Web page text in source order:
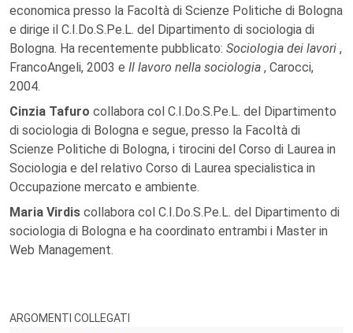
economica presso la Facoltà di Scienze Politiche di Bologna
e dirige il C.I.Do.S.Pe.L. del Dipartimento di sociologia di
Bologna. Ha recentemente pubblicato: Sociologia dei lavori ,
FrancoAngeli, 2003 e Il lavoro nella sociologia , Carocci,
2004.
Cinzia Tafuro collabora col C.I.Do.S.Pe.L. del Dipartimento
di sociologia di Bologna e segue, presso la Facoltà di
Scienze Politiche di Bologna, i tirocini del Corso di Laurea in
Sociologia e del relativo Corso di Laurea specialistica in
Occupazione mercato e ambiente.
Maria Virdis collabora col C.I.Do.S.Pe.L. del Dipartimento di
sociologia di Bologna e ha coordinato entrambi i Master in
Web Management.
ARGOMENTI COLLEGATI